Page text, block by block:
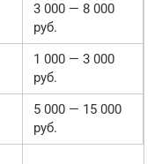
3 000 — 8 000
руб.
1 000 — 3 000
руб.
5 000 — 15 000
руб.